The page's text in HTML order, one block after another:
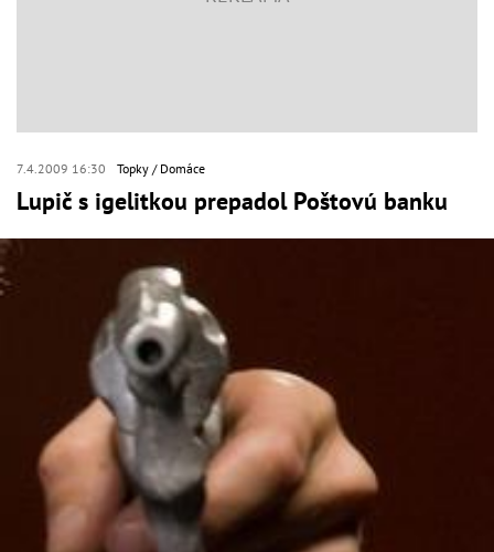
7.4.2009 16:30 Topky Domáce
Lupič s igelitkou prepadol Poštovú banku